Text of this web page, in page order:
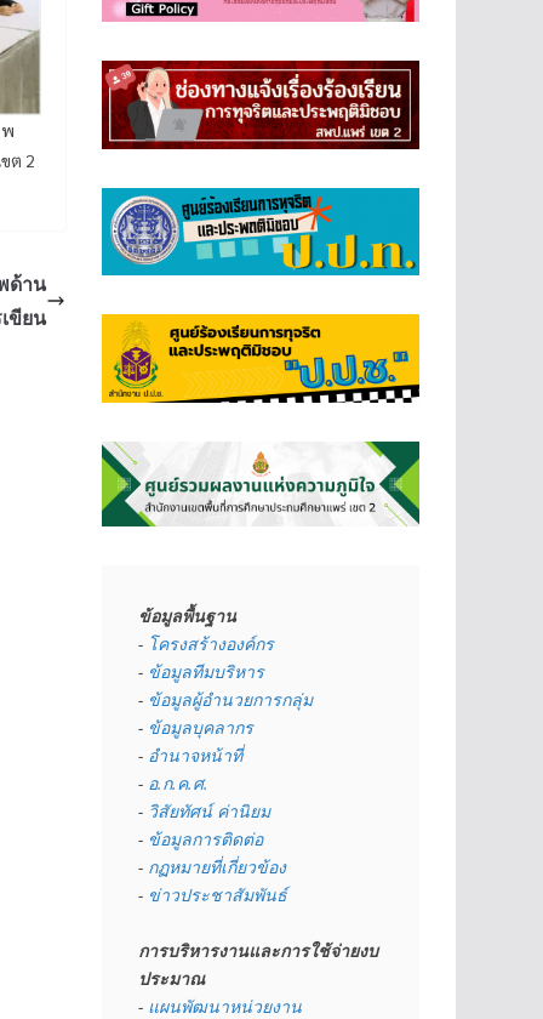
พ
ต 2
ด้าน
ขียน
ข้อมูลพื้นฐาน
- โครงสร้างองค์กร
- ข้อมูลทีมบริหาร
- ข้อมูลผู้อำนวยการกลุ่ม
- ข้อมูลบุคลากร
- อำนาจหน้าที่
- อ.ก.ค.ศ.
- วิสัยทัศน์ ค่านิยม
- ข้อมูลการติดต่อ
- กฏหมายที่เกี่ยวข้อง
- ข่าวประชาสัมพันธ์
การบริหารงานและการใช้จ่ายงบ
ประมาณ
- แผนพัฒนาหน่วยงาน